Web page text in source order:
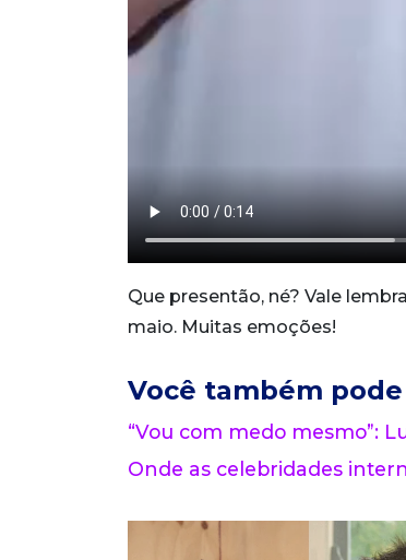
Que presentão, né? Vale
maio. Muitas emoções!
Você também
“Vou com medo mesmo”:
Onde as celebridades